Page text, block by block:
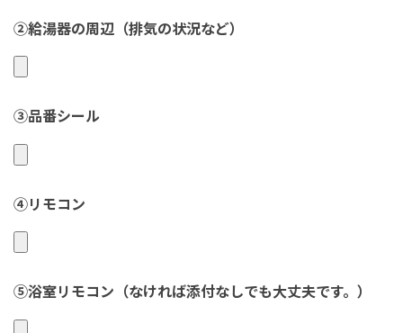
②給湯器の周辺（排気の状況など）
③品番シール
④リモコン
⑤浴室リモコン（なければ添付なしでも大丈夫です。）